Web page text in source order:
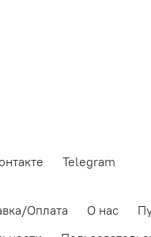
Telegram
Оплата О нас